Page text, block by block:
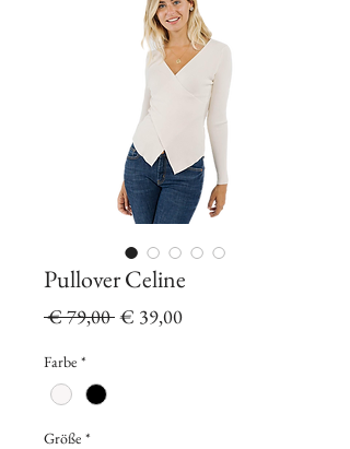
Pullover Celine
€ 79,00 Standardpreis
€ 39,00Sale-
Farbe *
Größe *